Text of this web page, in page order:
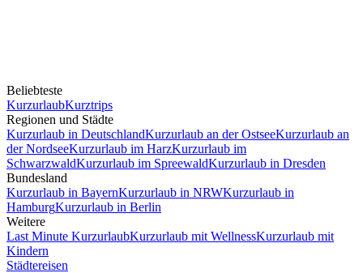
Beliebteste
KurzurlaubKurztrips
Regionen und Städte
Kurzurlaub in DeutschlandKurzurlaub an der OstseeKurzurlaub an
der NordseeKurzurlaub im HarzKurzurlaub im
SchwarzwaldKurzurlaub im SpreewaldKurzurlaub in Dresden
Bundesland
Kurzurlaub in BayernKurzurlaub in NRWKurzurlaub in
HamburgKurzurlaub in Berlin
Weitere
Last Minute KurzurlaubKurzurlaub mit WellnessKurzurlaub mit
Kindern
Städtereisen